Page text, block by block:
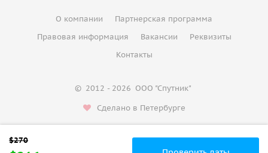
О компании
Партнерская программа
Правовая информация
Вакансии
Реквизиты
Контакты
© 2012 - 2026 ООО "Спутник"
Сделано в Петербурге